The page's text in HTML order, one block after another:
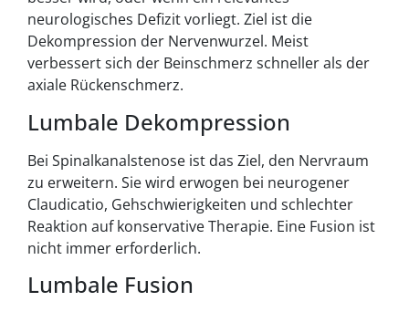
neurologisches Defizit vorliegt. Ziel ist die
Dekompression der Nervenwurzel. Meist
verbessert sich der Beinschmerz schneller als der
axiale Rückenschmerz.
Lumbale Dekompression
Bei Spinalkanalstenose ist das Ziel, den Nervraum
zu erweitern. Sie wird erwogen bei neurogener
Claudicatio, Gehschwierigkeiten und schlechter
Reaktion auf konservative Therapie. Eine Fusion ist
nicht immer erforderlich.
Lumbale Fusion